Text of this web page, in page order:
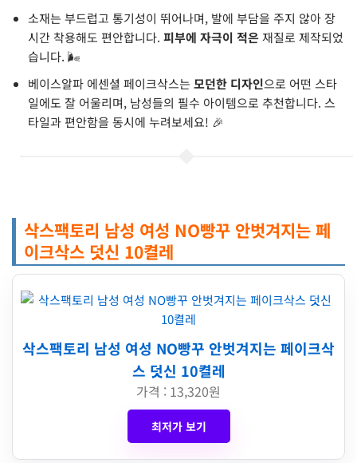
소재는 부드럽고 통기성이 뛰어나며, 발에 부담을 주지 않아 장
시간 착용해도 편안합니다. 피부에 자극이 적은재질로 제작되었
습니다. 🌬️
베이스알파 에센셜 페이크삭스는 모던한 디자인으로 어떤 스타
일에도 잘 어울리며, 남성들의 필수 아이템으로 추천합니다. 스
타일과 편안함을 동시에 누려보세요! 🎉
삭스팩토리 남성 여성 NO빵꾸 안벗겨지는 페
이크삭스 덧신 10켤레
삭스팩토리 남성 여성 NO빵꾸 안벗겨지는 페이크삭
스 덧신 10켤레
가격 : 13,320원
최저가 보기